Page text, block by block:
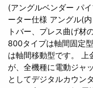
(アングルベンダー パ
ーター仕様 アングル(
トバー、プレス曲げ材
800タイプは軸間固定
は軸間移動型です。 上
が、全機種に電動ジャ
としてデジタルカウン